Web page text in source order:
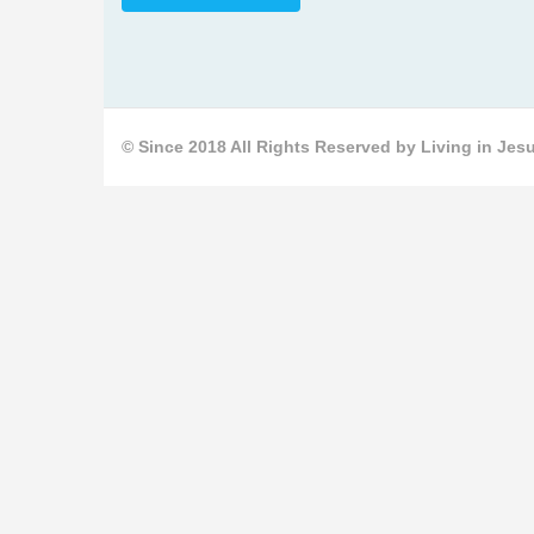
© Since 2018 All Rights Reserved by Living in